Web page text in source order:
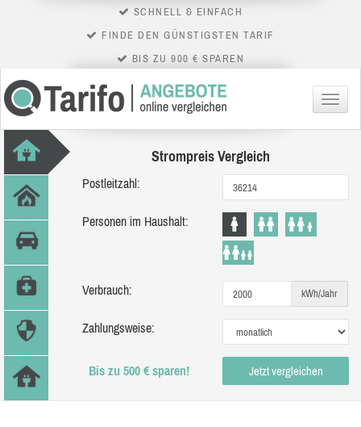
SCHNELL & EINFACH
FINDE DEN GÜNSTIGSTEN TARIF
BIS ZU 900 € SPAREN
Menü
Strompreis Vergleich
Postleitzahl:
Personen im Haushalt:
Verbrauch: kWh/Jahr
Zahlungsweise:
Bis zu 500 € sparen! Jetzt vergleichen